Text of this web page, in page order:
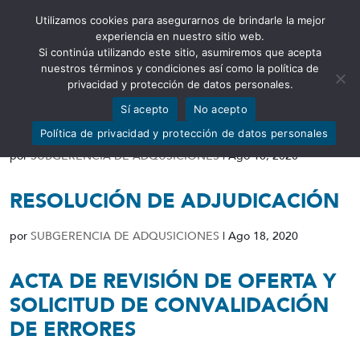
Abrir barra de herramientas
ACTA DE CALIFICACIÓN
porSUBGERENCIA DE ADQUSICIONES|Ago 18, 2020
RESOLUCIÓN DE ADJUDICACIÓN
por SUBGERENCIA DE ADQUSICIONES | Ago 18, 2020
ACTA DE REVISIÓN DE OFERTA Y
SOLICITUD DE CONVALIDACIÓN
DE ERRORES
Utilizamos cookies para asegurarnos de brindarle la mejor
experiencia en nuestro sitio web.
Si continúa utilizando este sitio, asumiremos que acepta
nuestros términos y condiciones así como la política de
privacidad y protección de datos personales.
Sí acepto
No acepto
Política de privacidad y protección de datos personales